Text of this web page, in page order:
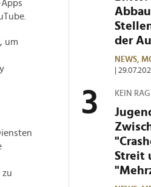
um
der
NEWS,
|
KEIN
Streit